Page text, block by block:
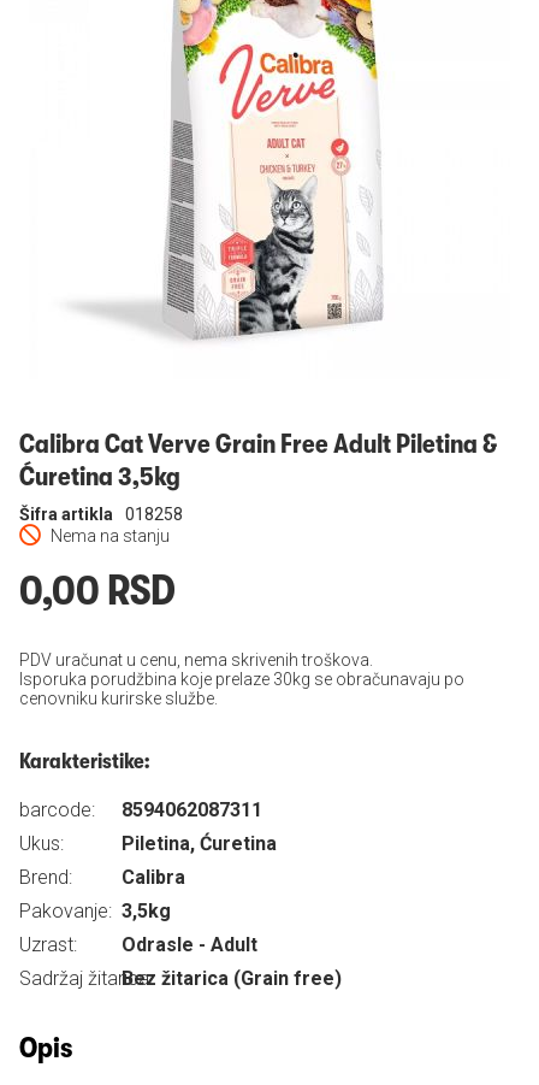
Calibra Cat Verve Grain Free Adult Piletina &
Ćuretina 3,5kg
Nema na stanju
Šifra artikla 018258
0,00 RSD
PDV uračunat u cenu, nema skrivenih troškova.
Isporuka porudžbina koje prelaze 30kg se obračunavaju po
cenovniku kurirske službe.
Karakteristike:
barcode:
8594062087311
Ukus:
Piletina, Ćuretina
Brend:
Calibra
Pakovanje: 3,5kg
Uzrast:
Odrasle - Adult
Sadržaj žitarica:Bez žitarica (Grain free)
Opis